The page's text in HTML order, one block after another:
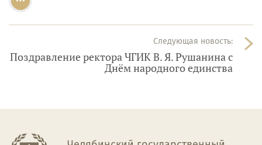
Следующая новость:
Поздравление ректора ЧГИК В. Я. Рушанина с
Днём народного единства